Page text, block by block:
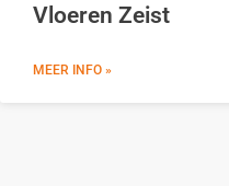
Vloeren Zeist
MEER INFO »